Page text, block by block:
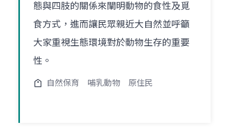
態與四肢的關係來闡明動物的食性及覓
食方式，進而讓民眾親近大自然並呼籲
大家重視生態環境對於動物生存的重要
性。
自然保育 哺乳動物 原住民